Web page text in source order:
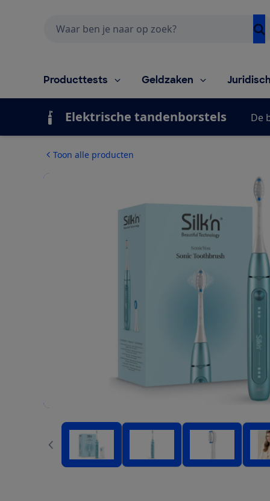
Producttests Geldzaken
Elektrische tandenborstels De
Toon alle producten